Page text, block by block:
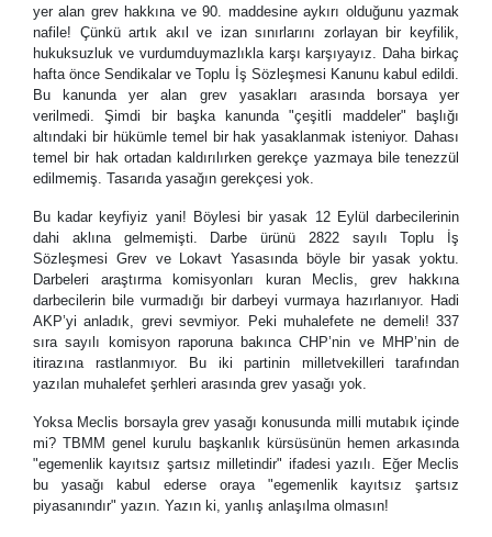
yer alan grev hakkına ve 90. maddesine aykırı olduğunu yazmak
nafile! Çünkü artık akıl ve izan sınırlarını zorlayan bir keyfilik,
hukuksuzluk ve vurdumduymazlıkla karşı karşıyayız. Daha birkaç
hafta önce Sendikalar ve Toplu İş Sözleşmesi Kanunu kabul edildi.
Bu kanunda yer alan grev yasakları arasında borsaya yer
verilmedi. Şimdi bir başka kanunda "çeşitli maddeler" başlığı
altındaki bir hükümle temel bir hak yasaklanmak isteniyor. Dahası
temel bir hak ortadan kaldırılırken gerekçe yazmaya bile tenezzül
edilmemiş. Tasarıda yasağın gerekçesi yok.
Bu kadar keyfiyiz yani! Böylesi bir yasak 12 Eylül darbecilerinin
dahi aklına gelmemişti. Darbe ürünü 2822 sayılı Toplu İş
Sözleşmesi Grev ve Lokavt Yasasında böyle bir yasak yoktu.
Darbeleri araştırma komisyonları kuran Meclis, grev hakkına
darbecilerin bile vurmadığı bir darbeyi vurmaya hazırlanıyor. Hadi
AKP’yi anladık, grevi sevmiyor. Peki muhalefete ne demeli! 337
sıra sayılı komisyon raporuna bakınca CHP’nin ve MHP’nin de
itirazına rastlanmıyor. Bu iki partinin milletvekilleri tarafından
yazılan muhalefet şerhleri arasında grev yasağı yok.
Yoksa Meclis borsayla grev yasağı konusunda milli mutabık içinde
mi? TBMM genel kurulu başkanlık kürsüsünün hemen arkasında
"egemenlik kayıtsız şartsız milletindir" ifadesi yazılı. Eğer Meclis
bu yasağı kabul ederse oraya "egemenlik kayıtsız şartsız
piyasanındır" yazın. Yazın ki, yanlış anlaşılma olmasın!